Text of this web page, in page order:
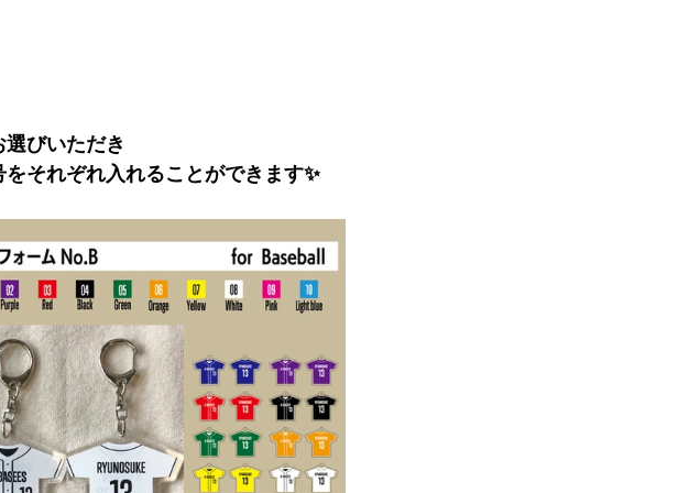
びいただき
それぞれ入れることができます✨